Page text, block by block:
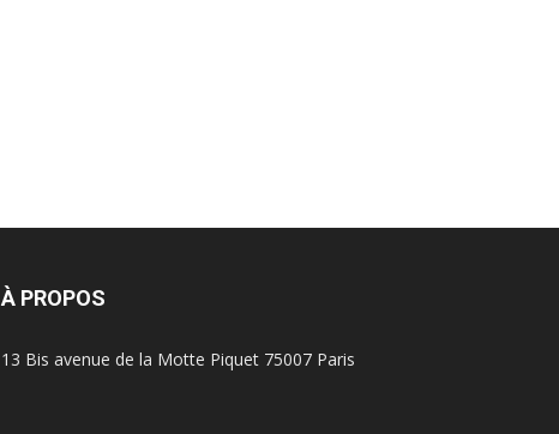
À PROPOS
13 Bis avenue de la Motte Piquet 75007 Paris